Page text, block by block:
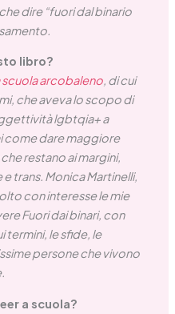
dire “fuori dal binario
libro?
scuola arcobaleno, di cui
che aveva lo scopo di
lgbtqia+ a
come dare maggiore
restano ai margini,
trans. Monica Martinelli,
con interesse le mie
Fuori dai binari, con
termini, le sfide, le
persone che vivono
a scuola?